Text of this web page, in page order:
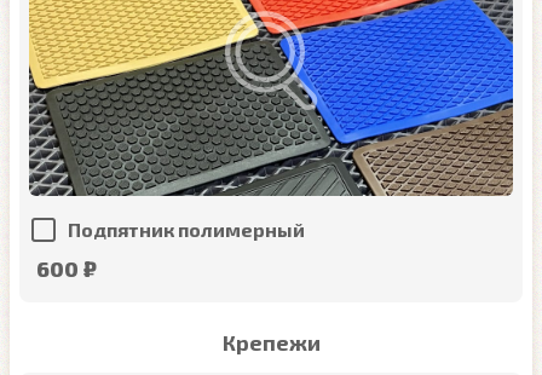
Подпятник полимерный
600 ₽
Крепежи